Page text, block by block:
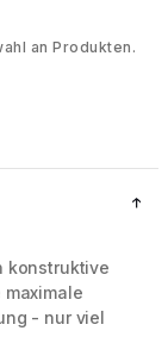
an Produkten.
konstruktive
- nur viel